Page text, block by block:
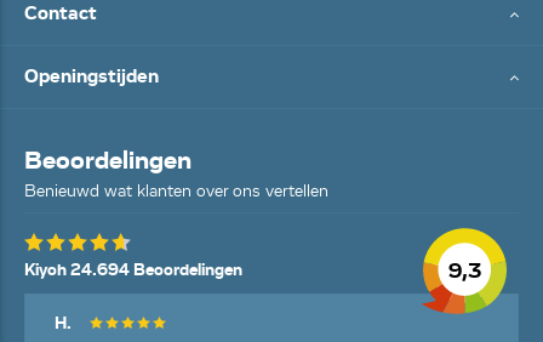
Contact
Openingstijden
Beoordelingen
Benieuwd wat klanten over ons vertellen
9,3
Kiyoh 24.694 Beoordelingen
H.